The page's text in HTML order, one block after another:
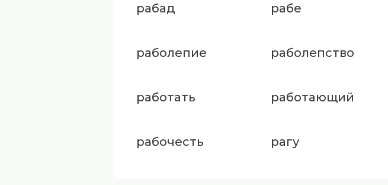
рабад рабе
раболепие раболепство
работать работающий
рабочесть рагу